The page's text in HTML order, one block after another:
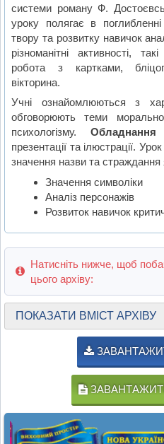
системи роману Ф.
уроку полягає в
твору та розвитку навичок
різноманітні активності,
робота з картками,
вікторина.
Учні ознайомлюються з
обговорюють теми
психологізму.Обладнання
презентації та ілюстрації.
значення назви та
Значення символіки
Аналіз персонажів
Розвиток навичок
Натисніть нижче, щоб
цього архіву:
ПОКАЗАТИ ВМІСТ АРХІВУ